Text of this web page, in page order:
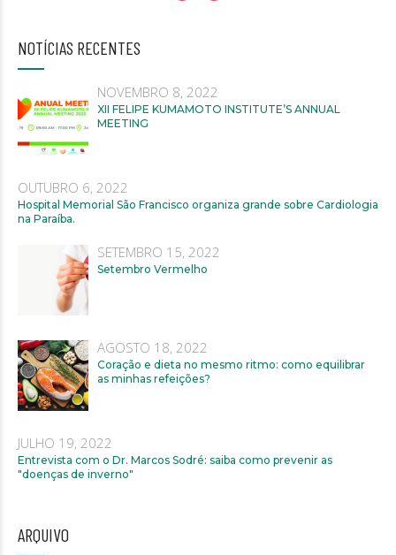
NOTÍCIAS RECENTES
NOVEMBRO 8, 2022
XII FELIPE KUMAMOTO INSTITUTE’S ANNUAL
MEETING
OUTUBRO 6, 2022
Hospital Memorial São Francisco organiza grande sobre Cardiologia
na Paraíba.
SETEMBRO 15, 2022
Setembro Vermelho
AGOSTO 18, 2022
Coração e dieta no mesmo ritmo: como equilibrar
as minhas refeições?
JULHO 19, 2022
Entrevista com o Dr. Marcos Sodré: saiba como prevenir as
"doenças de inverno"
ARQUIVO